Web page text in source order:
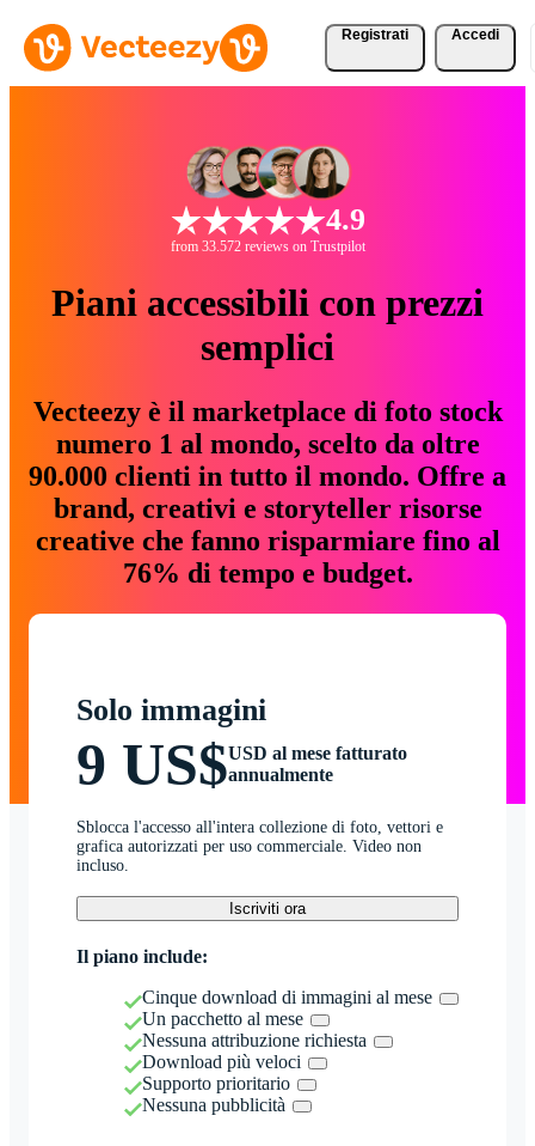
Registrati Accedi
4.9
from 33.572 reviews on Trustpilot
Piani accessibili con prezzi
semplici
Vecteezy è il marketplace di foto stock
numero 1 al mondo, scelto da oltre
90.000 clienti in tutto il mondo. Offre a
brand, creativi e storyteller risorse
creative che fanno risparmiare fino al
76% di tempo e budget.
Solo immagini
9 US$USD al mese fatturato
annualmente
Sblocca l'accesso all'intera collezione di foto, vettori e
grafica autorizzati per uso commerciale. Video non
incluso.
Iscriviti ora
Il piano include:
Cinque download di immagini al mese
Un pacchetto al mese
Nessuna attribuzione richiesta
Download più veloci
Supporto prioritario
Nessuna pubblicità